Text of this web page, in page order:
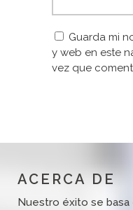
Guarda mi
y web en este
vez que
ACERCA DE
Nuestro éxito se basa